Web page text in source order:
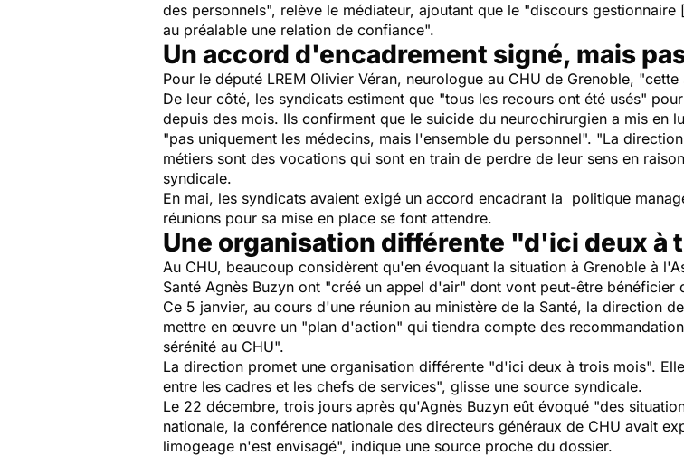
des personnels", relève le médiateur, ajoutant que le "discours
au préalable une relation de confiance".
Un accord d'encadrement signé, mais
Pour le député LREM Olivier Véran, neurologue au CHU de Grenoble,
De leur côté, les syndicats estiment que "tous les recours ont été usés"
depuis des mois. Ils confirment que le suicide du neurochirurgien a mis en
"pas uniquement les médecins, mais l'ensemble du personnel". "La
métiers sont des vocations qui sont en train de perdre de leur sens en
syndicale.
En mai, les syndicats avaient exigé un accord encadrant la politique
réunions pour sa mise en place se font attendre.
Une organisation différente "d'ici deux à
Au CHU, beaucoup considèrent qu'en évoquant la situation à Grenoble à
Santé Agnès Buzyn ont "créé un appel d'air" dont vont peut-être bénéficier
Ce 5 janvier, au cours d'une réunion au ministère de la Santé, la direction
mettre en œuvre un "plan d'action" qui tiendra compte des
sérénité au CHU".
La direction promet une organisation différente "d'ici deux à trois mois".
entre les cadres et les chefs de services", glisse une source syndicale.
Le 22 décembre, trois jours après qu'Agnès Buzyn eût évoqué "des
nationale, la conférence nationale des directeurs généraux de CHU avait
limogeage n'est envisagé", indique une source proche du dossier.